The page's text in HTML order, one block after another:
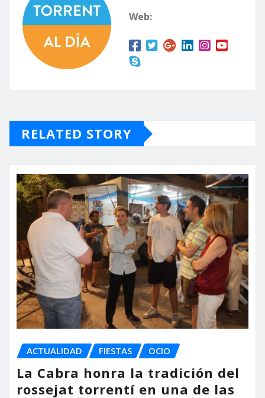
Web:
RELATED STORY
ACTUALIDAD FIESTAS OCIO
La Cabra honra la tradición del
rossejat torrentí en una de las